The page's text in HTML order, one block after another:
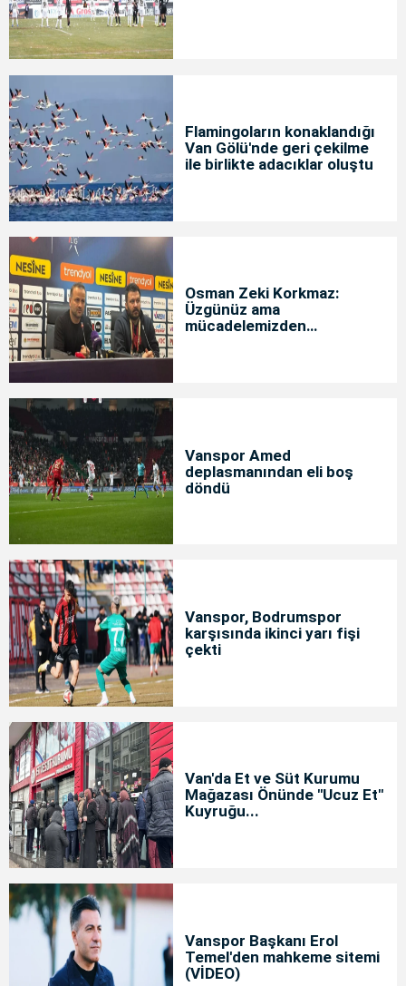
Flamingoların konaklandığı
Van Gölü'nde geri çekilme
ile birlikte adacıklar oluştu
Osman Zeki Korkmaz:
Üzgünüz ama
mücadelemizden
Vanspor Amed
deplasmanından eli boş
döndü
Vanspor, Bodrumspor
karşısında ikinci yarı fişi
çekti
Van'da Et ve Süt Kurumu
Mağazası Önünde "Ucuz Et"
Kuyruğu...
Vanspor Başkanı Erol
Temel'den mahkeme sitemi
(VİDEO)